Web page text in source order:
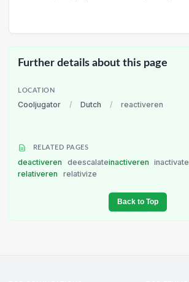
Further details about this page
LOCATION
Cooljugator / Dutch / reactiveren
RELATED PAGES
deactiveren deescalateinactiveren
inactivate
relativeren
relativize
Back to Top